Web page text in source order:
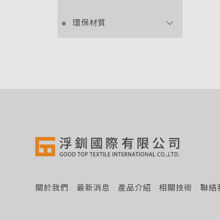
環保材質
關於我們 最新消息 產品介紹 相關技術 聯絡